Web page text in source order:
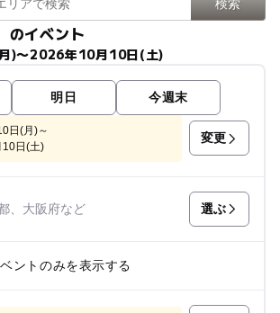
のイベント
)〜2026年10月10日(土)
明日 今週末
日(月)～
10日(土)
変更
、大阪府など 選ぶ
ントのみを表示する